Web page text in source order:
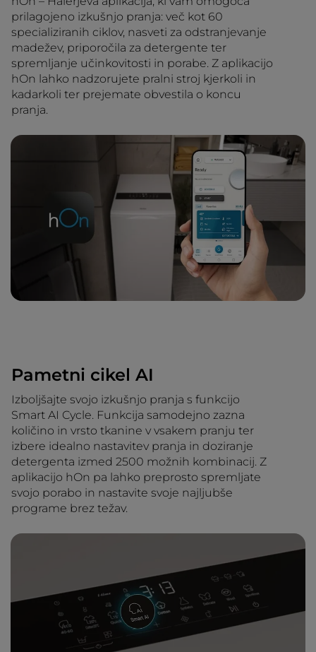
prilagojeno izkušnjo pranja: več kot 60
specializiranih ciklov, nasveti za odstranjevanje
madežev, priporočila za detergente ter
spremljanje učinkovitosti in porabe. Z aplikacijo
hOn lahko nadzorujete pralni stroj kjerkoli in
kadarkoli ter prejemate obvestila o koncu
pranja.
Pametni cikel AI
Izboljšajte svojo izkušnjo pranja s funkcijo
Smart AI Cycle. Funkcija samodejno zazna
količino in vrsto tkanine v vsakem pranju ter
izbere idealno nastavitev pranja in doziranje
detergenta izmed 2500 možnih kombinacij. Z
aplikacijo hOn pa lahko preprosto spremljate
svojo porabo in nastavite svoje najljubše
programe brez težav.